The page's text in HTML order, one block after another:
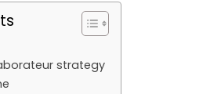
strategy